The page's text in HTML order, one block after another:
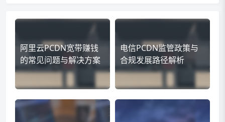
阿里云PCDN宽带赚钱
的常见问题与解决方案
电信PCDN监管政策与
合规发展路径解析